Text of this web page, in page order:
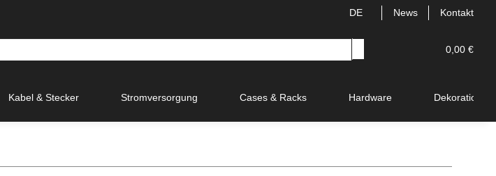
DE News Kontakt
0,00 €
Kabel & Stecker Stromversorgung Cases & Racks Hardware Dekoration